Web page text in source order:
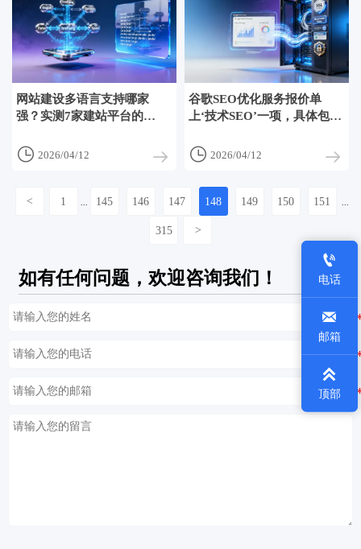
网站建设多语言支持哪家
强？实测7家建站平台的
 2026/04/12
谷歌SEO优化服务报价单
上‘技术SEO’一项，具体包含
 2026/04/12
< 1 145 146 147 148 149 150 151
315 >
如有任何问题，欢迎咨询我们！

电话

邮箱

顶部